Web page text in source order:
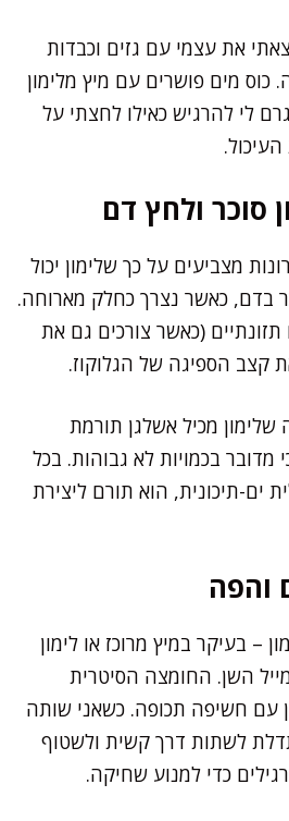
את עצמי עם גזים וכבדות
כוס מים פושרים עם מיץ מלימון
לי להרגיש כאילו לחצתי על
סוכר ולחץ דם
מצביעים על כך שלימון יכול
בדם, כאשר נצרך כחלק מארוחה.
(כאשר צורכים גם את
קצב הספיגה של הגלוקוז.
מכיל אשלגן תורמת
מדובר בכמויות לא גבוהות. בכל
ים-תיכונית, הוא תורם ליצירת
והפה
– בעיקר במיץ מרוכז או לימון
השן. החומצה הסיטרית
חשיפה תכופה. כשאני שותה
לשתות דרך קשית ולשטוף
כדי למנוע שחיקה.